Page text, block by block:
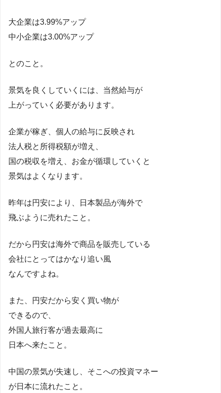
大企業は3.99%アップ
中小企業は3.00%アップ
とのこと。
景気を良くしていくには、当然給与が
上がっていく必要があります。
企業が稼ぎ、個人の給与に反映され
法人税と所得税額が増え、
国の税収を増え、お金が循環していくと
景気はよくなります。
昨年は円安により、日本製品が海外で
飛ぶように売れたこと。
だから円安は海外で商品を販売している
会社にとってはかなり追い風
なんですよね。
また、円安だから安く買い物が
できるので、
外国人旅行客が過去最高に
日本へ来たこと。
中国の景気が失速し、そこへの投資マネー
が日本に流れたこと。